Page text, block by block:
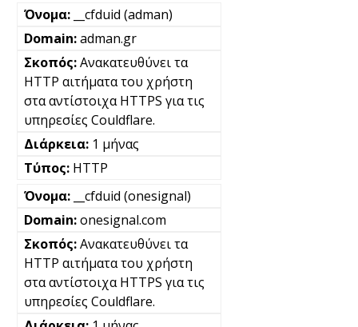
__cfduid (adman)
adman.gr
Ανακατευθύνει τα
HTTP αιτήματα του χρήστη
στα αντίστοιχα HTTPS για τις
υπηρεσίες Couldflare.
1 μήνας
HTTP
__cfduid (onesignal)
onesignal.com
Ανακατευθύνει τα
HTTP αιτήματα του χρήστη
στα αντίστοιχα HTTPS για τις
υπηρεσίες Couldflare.